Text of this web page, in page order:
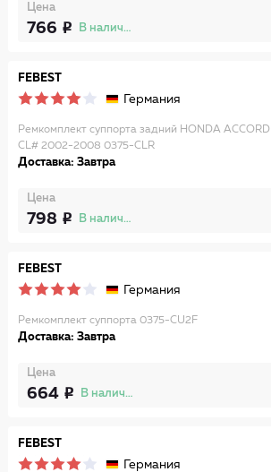
Цена
766 В наличии
FEBEST
Германия
Ремкомплект суппорта задний HONDA ACCORD
CL# 2002-2008 0375-CLR
Доставка: Завтра
Цена
798 В наличии
FEBEST
Германия
Ремкомплект суппорта 0375-CU2F
Доставка: Завтра
Цена
664 В наличии
FEBEST
Германия